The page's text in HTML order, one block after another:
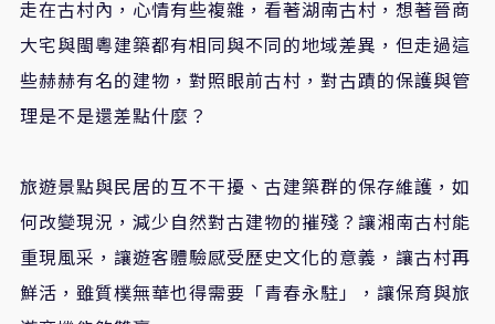
走在古村內，心情有些複雜，看著湖南古村，想著晉商
大宅與閩粵建築都有相同與不同的地域差異，但走過這
些赫赫有名的建物，對照眼前古村，對古蹟的保護與管
理是不是還差點什麼？
旅遊景點與民居的互不干擾、古建築群的保存維護，如
何改變現況，減少自然對古建物的摧殘？讓湘南古村能
重現風采，讓遊客體驗感受歷史文化的意義，讓古村再
鮮活，雖質樸無華也得需要「青春永駐」，讓保育與旅